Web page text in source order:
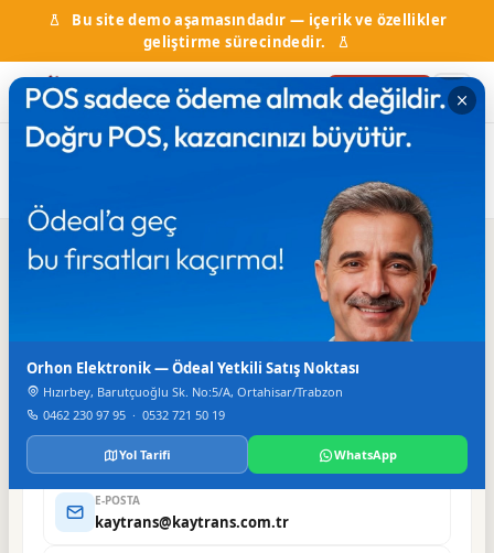
Bu site demo aşamasındadır — içerik ve özellikler
geliştirme sürecindedir.
Firma Ekle
Kaytrans Turizm Ticaret Nakliyat Ltd.
TELEFON
325 14 59
FAKS
325 20 73
E-POSTA
kaytrans@kaytrans.com.tr
Orhon Elektronik — Ödeal Yetkili Satış Noktası
Hızırbey, Barutçuoğlu Sk. No:5/A, Ortahisar/Trabzon
0462 230 97 95 · 0532 721 50 19
Yol Tarifi WhatsApp